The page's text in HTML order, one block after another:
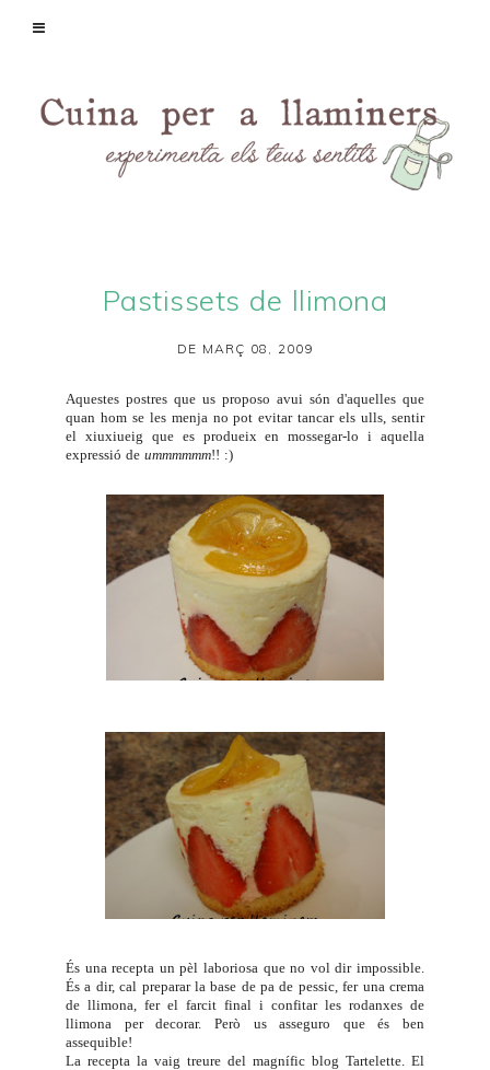
Pastissets de llimona
DE MARÇ 08, 2009
Aquestes postres que us proposo avui són d'aquelles que
quan hom se les menja no pot evitar tancar els ulls, sentir
el xiuxiueig que es produeix en mossegar-lo i aquella
expressió de ummmmmm!! :)
És una recepta un pèl laboriosa que no vol dir impossible.
És a dir, cal preparar la base de pa de pessic, fer una crema
de llimona, fer el farcit final i confitar les rodanxes de
llimona per decorar. Però us asseguro que és ben
assequible!
La recepta la vaig treure del magnífic blog Tartelette . El